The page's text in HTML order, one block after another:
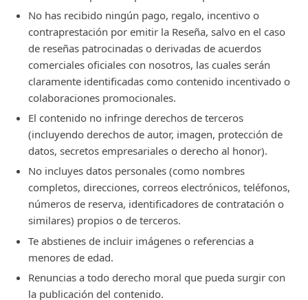
No has recibido ningún pago, regalo, incentivo o
contraprestación por emitir la Reseña, salvo en el caso
de reseñas patrocinadas o derivadas de acuerdos
comerciales oficiales con nosotros, las cuales serán
claramente identificadas como contenido incentivado o
colaboraciones promocionales.
El contenido no infringe derechos de terceros
(incluyendo derechos de autor, imagen, protección de
datos, secretos empresariales o derecho al honor).
No incluyes datos personales (como nombres
completos, direcciones, correos electrónicos, teléfonos,
números de reserva, identificadores de contratación o
similares) propios o de terceros.
Te abstienes de incluir imágenes o referencias a
menores de edad.
Renuncias a todo derecho moral que pueda surgir con
la publicación del contenido.